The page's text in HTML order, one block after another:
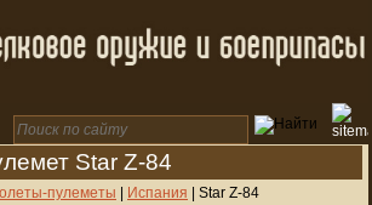
Star Z-84
пулеметы | Испания | Star Z-84